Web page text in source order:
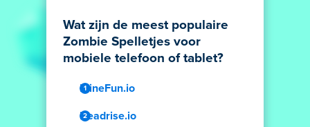
Wat zijn de meest populaire
Zombie Spelletjes voor
mobiele telefoon of tablet?
MineFun.io
Deadrise.io